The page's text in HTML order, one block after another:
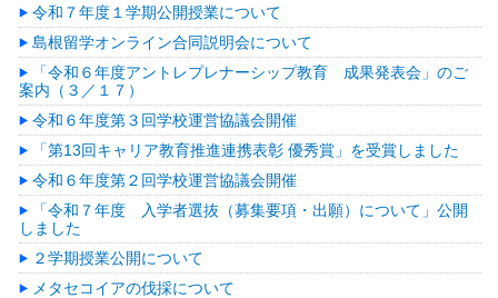
令和７年度１学期公開授業について
島根留学オンライン合同説明会について
「令和６年度アントレプレナーシップ教育 成果発表会」のご
案内（３／１７）
令和６年度第３回学校運営協議会開催
「第13回キャリア教育推進連携表彰 優秀賞」を受賞しました
令和６年度第２回学校運営協議会開催
「令和７年度 入学者選抜（募集要項・出願）について」公開
しました
２学期授業公開について
メタセコイアの伐採について